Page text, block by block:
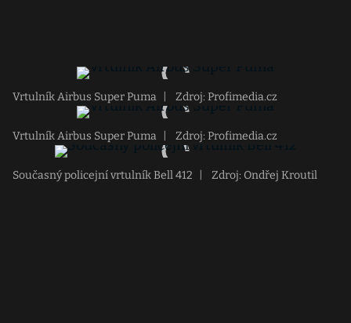
Vrtulník Airbus Super Puma Zdroj: Profimedia.cz
Vrtulník Airbus Super Puma Zdroj: Profimedia.cz
Současný policejní vrtulník Bell 412 Zdroj: Ondřej Kroutil